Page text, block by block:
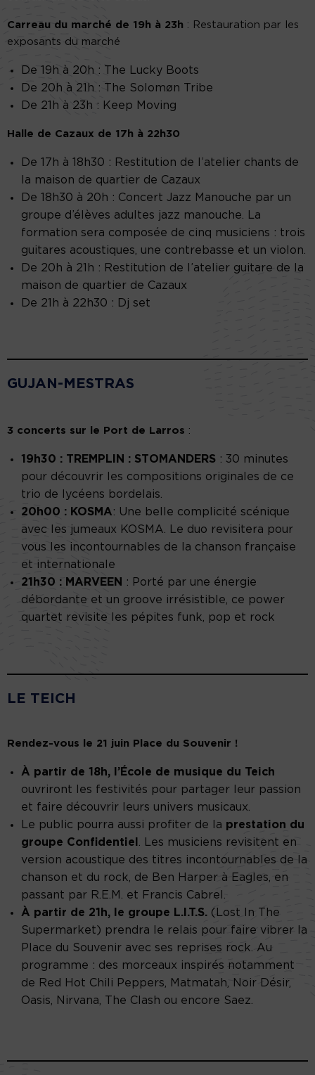
Carreau du marché de 19h à 23h : Restauration par les
exposants du marché
De 19h à 20h : The Lucky Boots
De 20h à 21h : The Solomøn Tribe
De 21h à 23h : Keep Moving
Halle de Cazaux de 17h à 22h30
De 17h à 18h30 : Restitution de l’atelier chants de
la maison de quartier de Cazaux
De 18h30 à 20h : Concert Jazz Manouche par un
groupe d’élèves adultes jazz manouche. La
formation sera composée de cinq musiciens : trois
guitares acoustiques, une contrebasse et un violon.
De 20h à 21h : Restitution de l’atelier guitare de la
maison de quartier de Cazaux
De 21h à 22h30 : Dj set
GUJAN-MESTRAS
3 concerts sur le Port de Larros :
19h30 : TREMPLIN : STOMANDERS : 30 minutes
pour découvrir les compositions originales de ce
trio de lycéens bordelais.
20h00 : KOSMA: Une belle complicité scénique
avec les jumeaux KOSMA. Le duo revisitera pour
vous les incontournables de la chanson française
et internationale
21h30 : MARVEEN
: Porté par une énergie
débordante et un groove irrésistible, ce power
quartet revisite les pépites funk, pop et rock
LE TEICH
Rendez-vous le 21 juin Place du Souvenir !
À partir de 18h, l’École de musique du Teich
ouvriront les festivités pour partager leur passion
et faire découvrir leurs univers musicaux.
Le public pourra aussi profiter de la prestation du
groupe Confidentiel
. Les musiciens revisitent en
version acoustique des titres incontournables de la
chanson et du rock, de Ben Harper à Eagles, en
passant par R.E.M. et Francis Cabrel.
À partir de 21h, le groupe L.I.T.S. (Lost In The
Supermarket) prendra le relais pour faire vibrer la
Place du Souvenir avec ses reprises rock. Au
programme : des morceaux inspirés notamment
de Red Hot Chili Peppers, Matmatah, Noir Désir,
Oasis, Nirvana, The Clash ou encore Saez.